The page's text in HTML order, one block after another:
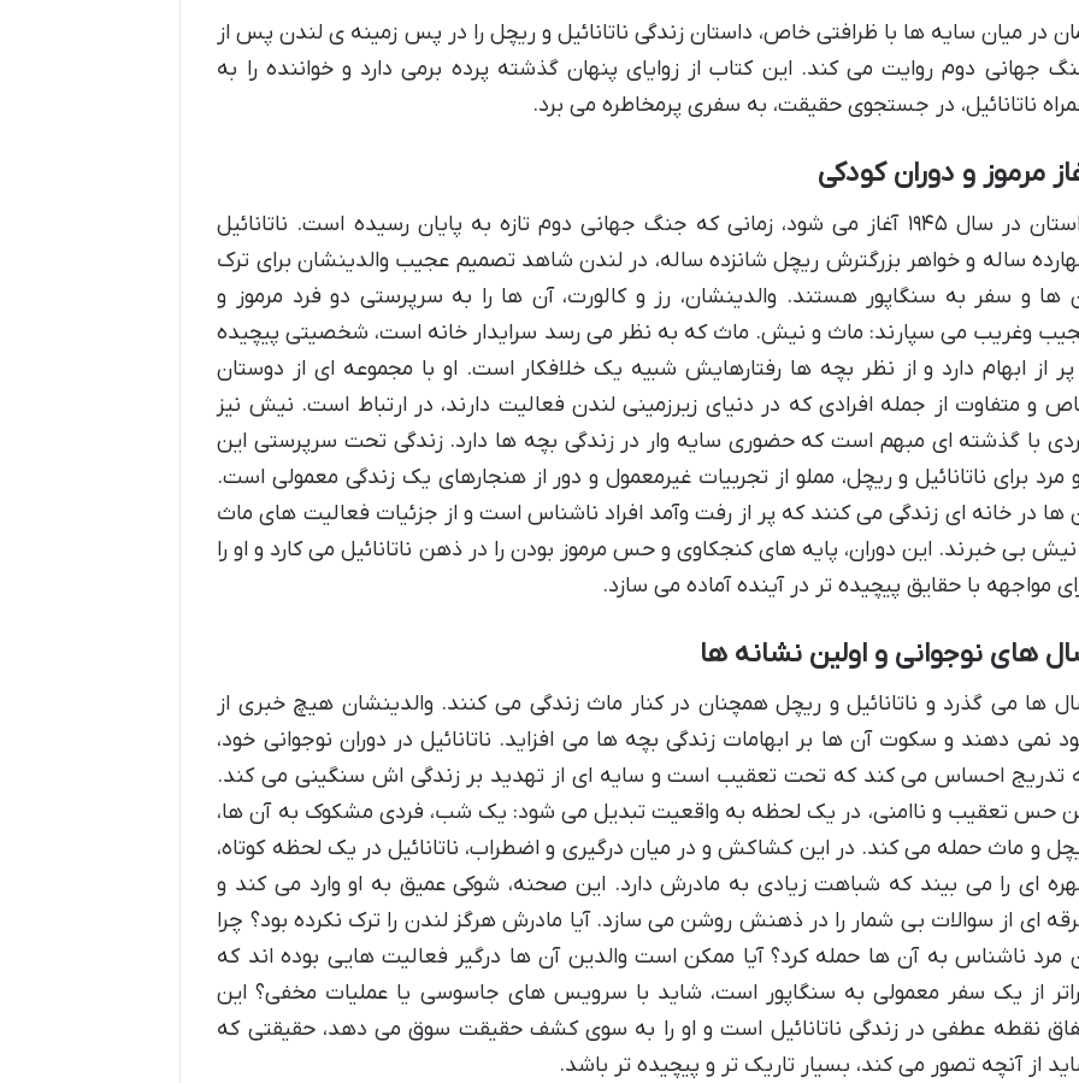
در میان سایه ها با ظرافتی خاص، داستان زندگی ناتانائیل و ریچل را در پس زمینه ی لندن پس از
جهانی دوم روایت می کند. این کتاب از زوایای پنهان گذشته پرده برمی دارد و خواننده را به
ناتانائیل، در جستجوی حقیقت، به سفری پرمخاطره می برد.
مرموز و دوران کودکی
داستان در سال ۱۹۴۵ آغاز می شود، زمانی که جنگ جهانی دوم تازه به پایان رسیده است. ناتانائیل
ساله و خواهر بزرگترش ریچل شانزده ساله، در لندن شاهد تصمیم عجیب والدینشان برای ترک
ها و سفر به سنگاپور هستند. والدینشان، رز و کالورت، آن ها را به سرپرستی دو فرد مرموز و
وغریب می سپارند: ماث و نیش. ماث که به نظر می رسد سرایدار خانه است، شخصیتی پیچیده
از ابهام دارد و از نظر بچه ها رفتارهایش شبیه یک خلافکار است. او با مجموعه ای از دوستان
و متفاوت از جمله افرادی که در دنیای زیرزمینی لندن فعالیت دارند، در ارتباط است. نیش نیز
با گذشته ای مبهم است که حضوری سایه وار در زندگی بچه ها دارد. زندگی تحت سرپرستی این
مرد برای ناتانائیل و ریچل، مملو از تجربیات غیرمعمول و دور از هنجارهای یک زندگی معمولی است.
ها در خانه ای زندگی می کنند که پر از رفت وآمد افراد ناشناس است و از جزئیات فعالیت های ماث
بی خبرند. این دوران، پایه های کنجکاوی و حس مرموز بودن را در ذهن ناتانائیل می کارد و او را
مواجهه با حقایق پیچیده تر در آینده آماده می سازد.
های نوجوانی و اولین نشانه ها
ها می گذرد و ناتانائیل و ریچل همچنان در کنار ماث زندگی می کنند. والدینشان هیچ خبری از
نمی دهند و سکوت آن ها بر ابهامات زندگی بچه ها می افزاید. ناتانائیل در دوران نوجوانی خود،
تدریج احساس می کند که تحت تعقیب است و سایه ای از تهدید بر زندگی اش سنگینی می کند.
حس تعقیب و ناامنی، در یک لحظه به واقعیت تبدیل می شود: یک شب، فردی مشکوک به آن ها،
و ماث حمله می کند. در این کشاکش و در میان درگیری و اضطراب، ناتانائیل در یک لحظه کوتاه،
ای را می بیند که شباهت زیادی به مادرش دارد. این صحنه، شوکی عمیق به او وارد می کند و
ای از سوالات بی شمار را در ذهنش روشن می سازد. آیا مادرش هرگز لندن را ترک نکرده بود؟ چرا
مرد ناشناس به آن ها حمله کرد؟ آیا ممکن است والدین آن ها درگیر فعالیت هایی بوده اند که
از یک سفر معمولی به سنگاپور است، شاید با سرویس های جاسوسی یا عملیات مخفی؟ این
نقطه عطفی در زندگی ناتانائیل است و او را به سوی کشف حقیقت سوق می دهد، حقیقتی که
از آنچه تصور می کند، بسیار تاریک تر و پیچیده تر باشد.